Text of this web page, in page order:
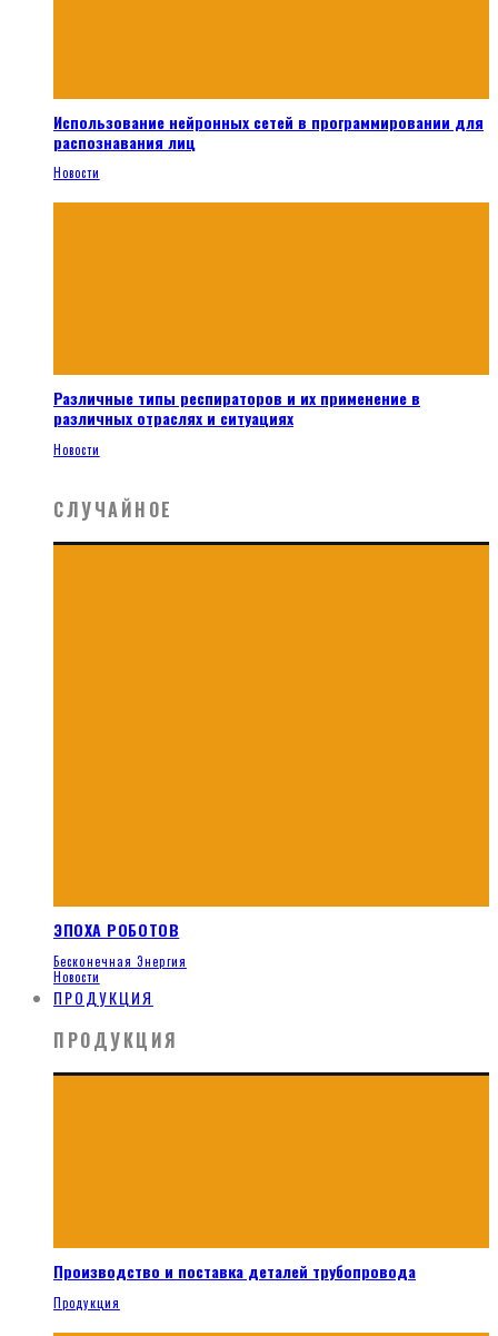
Использование нейронных сетей в программировании для
распознавания лиц
Новости
Различные типы респираторов и их применение в
различных отраслях и ситуациях
Новости
СЛУЧАЙНОЕ
ЭПОХА РОБОТОВ
Бесконечная Энергия
Новости
ПРОДУКЦИЯ
ПРОДУКЦИЯ
Производство и поставка деталей трубопровода
Продукция